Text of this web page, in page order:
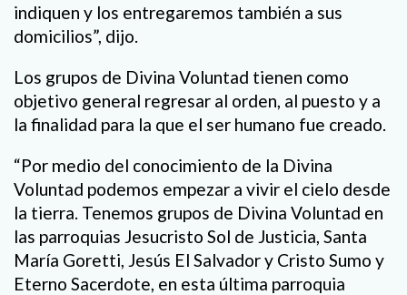
indiquen y los entregaremos también a sus
domicilios”, dijo.
Los grupos de Divina Voluntad tienen como
objetivo general regresar al orden, al puesto y a
la finalidad para la que el ser humano fue creado.
“Por medio del conocimiento de la Divina
Voluntad podemos empezar a vivir el cielo desde
la tierra. Tenemos grupos de Divina Voluntad en
las parroquias Jesucristo Sol de Justicia, Santa
María Goretti, Jesús El Salvador y Cristo Sumo y
Eterno Sacerdote, en esta última parroquia